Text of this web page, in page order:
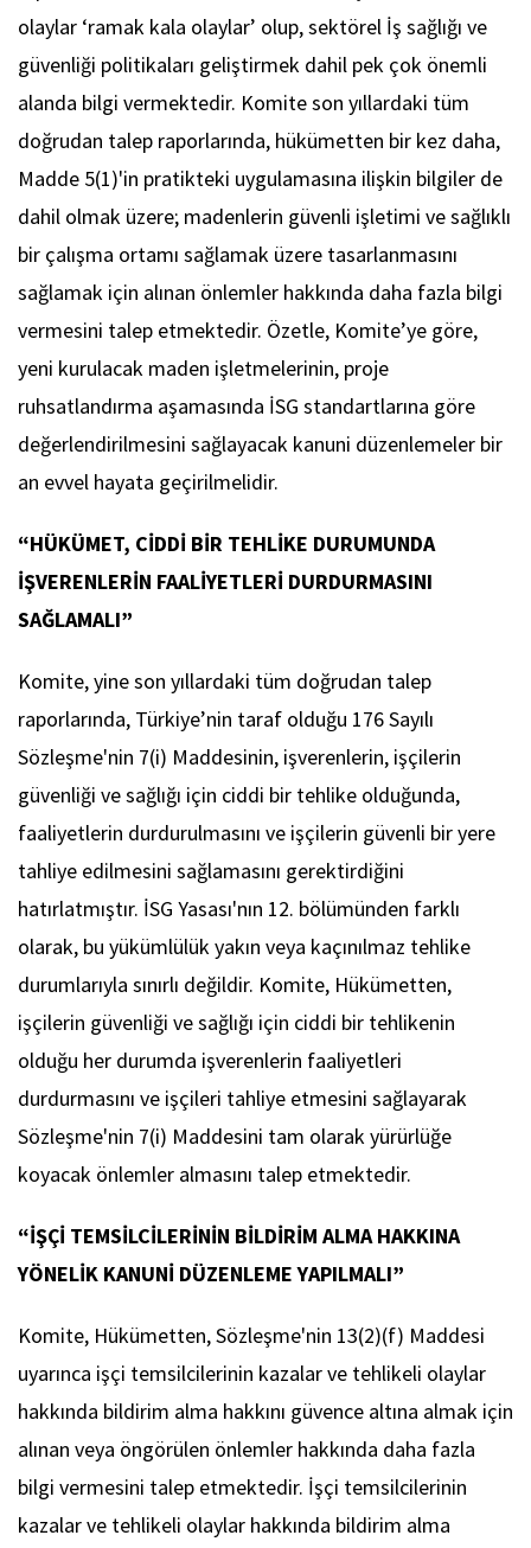
olaylar ‘ramak kala olaylar’ olup, sektörel İş sağlığı ve
güvenliği politikaları geliştirmek dahil pek çok önemli
alanda bilgi vermektedir. Komite son yıllardaki tüm
doğrudan talep raporlarında, hükümetten bir kez daha,
Madde 5(1)'in pratikteki uygulamasına ilişkin bilgiler de
dahil olmak üzere; madenlerin güvenli işletimi ve sağlıklı
bir çalışma ortamı sağlamak üzere tasarlanmasını
sağlamak için alınan önlemler hakkında daha fazla bilgi
vermesini talep etmektedir. Özetle, Komite’ye göre,
yeni kurulacak maden işletmelerinin, proje
ruhsatlandırma aşamasında İSG standartlarına göre
değerlendirilmesini sağlayacak kanuni düzenlemeler bir
an evvel hayata geçirilmelidir.
“HÜKÜMET, CİDDİ BİR TEHLİKE DURUMUNDA
İŞVERENLERİN FAALİYETLERİ DURDURMASINI
SAĞLAMALI”
Komite, yine son yıllardaki tüm doğrudan talep
raporlarında, Türkiye’nin taraf olduğu 176 Sayılı
Sözleşme'nin 7(i) Maddesinin, işverenlerin, işçilerin
güvenliği ve sağlığı için ciddi bir tehlike olduğunda,
faaliyetlerin durdurulmasını ve işçilerin güvenli bir yere
tahliye edilmesini sağlamasını gerektirdiğini
hatırlatmıştır. İSG Yasası'nın 12. bölümünden farklı
olarak, bu yükümlülük yakın veya kaçınılmaz tehlike
durumlarıyla sınırlı değildir. Komite, Hükümetten,
işçilerin güvenliği ve sağlığı için ciddi bir tehlikenin
olduğu her durumda işverenlerin faaliyetleri
durdurmasını ve işçileri tahliye etmesini sağlayarak
Sözleşme'nin 7(i) Maddesini tam olarak yürürlüğe
koyacak önlemler almasını talep etmektedir.
“İŞÇİ TEMSİLCİLERİNİN BİLDİRİM ALMA HAKKINA
YÖNELİK KANUNİ DÜZENLEME YAPILMALI”
Komite, Hükümetten, Sözleşme'nin 13(2)(f) Maddesi
uyarınca işçi temsilcilerinin kazalar ve tehlikeli olaylar
hakkında bildirim alma hakkını güvence altına almak için
alınan veya öngörülen önlemler hakkında daha fazla
bilgi vermesini talep etmektedir. İşçi temsilcilerinin
kazalar ve tehlikeli olaylar hakkında bildirim alma